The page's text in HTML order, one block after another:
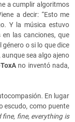
a cumplir algoritmos
a decir: “Esto me
Y la música estuvo
las canciones, que
o si lo que dice
sea algo ajeno
no inventó nada,
En lugar
escudo, como puente
fine, fine, everything is